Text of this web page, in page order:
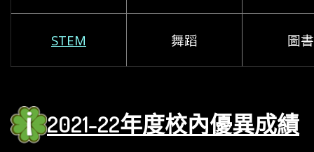
STEM 舞蹈 圖書
2021-22年度校內優異成績